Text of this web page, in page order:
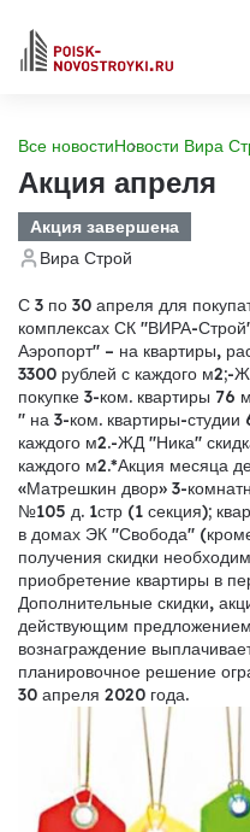
Все новостиНовости Вира
Акция апреля
Акция завершена
Вира Строй
С 3 по 30 апреля для
комплексах СК "ВИРА-
Аэропорт" – на квартиры,
3300 рублей с каждого м2;-
покупке 3-ком. квартиры
" на 3-ком. квартиры-
каждого м2.-ЖД "Ника"
каждого м2.*Акция месяца
«Матрешкин двор» 3-
№105 д. 1стр (1 секция);
в домах ЭК "Свобода"
получения скидки
приобретение квартиры в
Дополнительные скидки,
действующим
вознаграждение
планировочное решение
30 апреля 2020 года.